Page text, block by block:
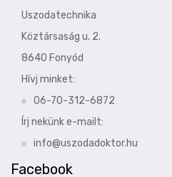
Uszodatechnika
Köztársaság u. 2.
8640 Fonyód
Hívj minket:
06-70-312-6872
Írj nekünk e-mailt:
info@uszodadoktor.hu
Facebook